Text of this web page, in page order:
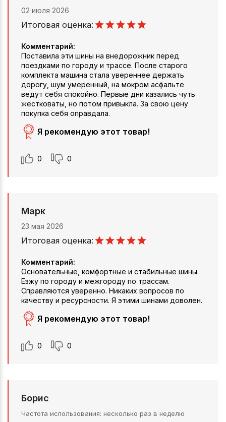
02 июля 2026
Итоговая оценка:
Комментарий:
Поставила эти шины на внедорожник перед
поездками по городу и трассе. После старого
комплекта машина стала увереннее держать
дорогу, шум умеренный, на мокром асфальте
ведут себя спокойно. Первые дни казались чуть
жестковаты, но потом привыкла. За свою цену
покупка себя оправдала.
Я рекомендую этот товар!
0 0
Марк
23 мая 2026
Итоговая оценка:
Комментарий:
Основательные, комфортные и стабильные шины.
Езжу по городу и межгороду по трассам.
Справляются уверенно. Никаких вопросов по
качеству и ресурсности. Я этими шинами доволен.
Я рекомендую этот товар!
0 0
Борис
Частота использования несколько раз в неделю